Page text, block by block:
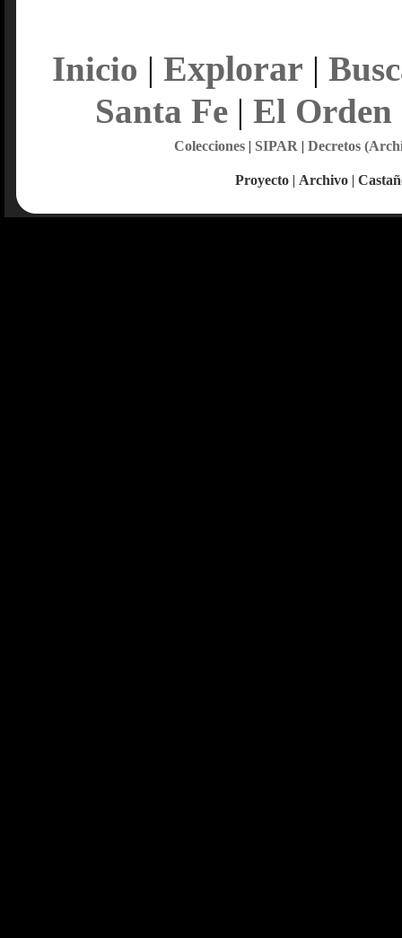
Inicio | Explorar |
Santa Fe| El Orden
Colecciones| SIPAR | Decretos
Proyecto | Archivo |